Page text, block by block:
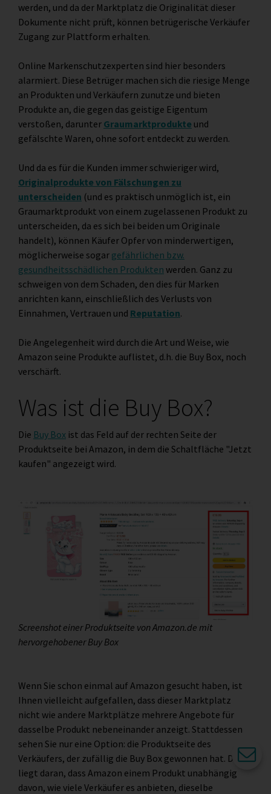
werden, und da der Marktplatz die Originalität dieser
Dokumente nicht prüft, können betrügerische Verkäufer
Zugang zur Plattform erhalten.
Online Markenschutzexperten sind hier besonders
alarmiert. Diese Betrüger machen sich die riesige Menge
an Produkten und Verkäufern zunutze und bieten
Produkte an, die gegen das geistige Eigentum
verstoßen, darunter Graumarktprodukte und
gefälschte Waren, ohne sofort entdeckt zu werden.
Und da es für die Kunden immer schwieriger wird,
Originalprodukte von Fälschungen zu
unterscheiden (und es praktisch unmöglich ist, ein
Graumarktprodukt von einem zugelassenen Produkt zu
unterscheiden, da es sich bei beiden um Originale
handelt), können Käufer Opfer von minderwertigen,
möglicherweise sogar gefährlichen bzw.
gesundheitsschädlichen Produkten werden. Ganz zu
schweigen von dem Schaden, den dies für Marken
anrichten kann, einschließlich des Verlusts von
Einnahmen, Vertrauen und Reputation.
Die Angelegenheit wird durch die Art und Weise, wie
Amazon seine Produkte auflistet, d.h. die Buy Box, noch
verschärft.
Was ist die Buy Box?
Die Buy Box ist das Feld auf der rechten Seite der
Produktseite bei Amazon, in dem die Schaltfläche "Jetzt
kaufen" angezeigt wird.
Screenshot einer Produktseite von Amazon.de mit
hervorgehobener Buy Box
Wenn Sie schon einmal auf Amazon gesucht haben, ist
Ihnen vielleicht aufgefallen, dass dieser Marktplatz
nicht wie andere Marktplätze mehrere Angebote für
dasselbe Produkt nebeneinander anzeigt. Stattdessen
sehen Sie nur eine Option: die Produktseite des
Verkäufers, der zufällig die Buy Box gewonnen hat. Das
liegt daran, dass Amazon einem Produkt unabhängig
davon, wie viele Verkäufer es anbieten, dieselbe